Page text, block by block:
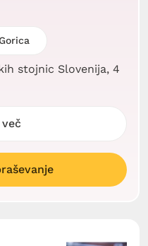
stojnic Slovenija, 4